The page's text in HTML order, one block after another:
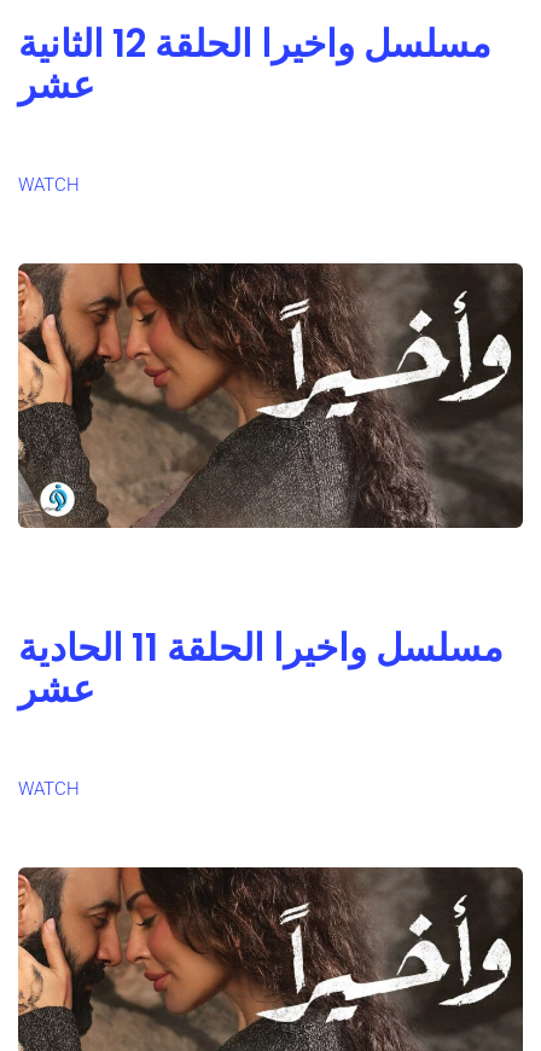
مسلسل واخيرا الحلقة 12 الثانية
عشر
WATCH
مسلسل واخيرا الحلقة 11 الحادية
عشر
WATCH